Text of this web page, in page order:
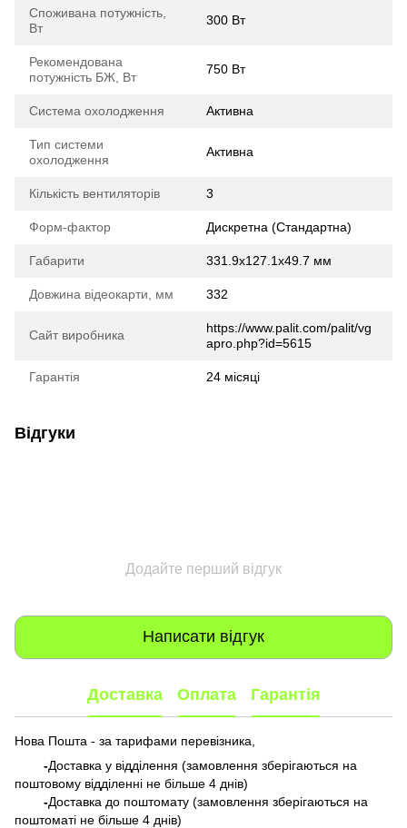
Споживана потужність,
Вт
300 Вт
Рекомендована
потужність БЖ, Вт
750 Вт
Система охолодження Активна
Тип системи
охолодження
Активна
Кількість вентиляторів 3
Форм-фактор Дискретна (Стандартна)
Габарити 331.9x127.1x49.7 мм
Довжина відеокарти, мм 332
Сайт виробника
https://www.palit.com/palit/vg
apro.php?id=5615
Гарантія 24 місяці
Відгуки
Додайте перший відгук
Написати відгук
Доставка Оплата Гарантія
Нова Пошта - за тарифами перевізника,
-Доставка у відділення (замовлення зберігаються на
поштовому відділенні не більше 4 днів)
-Доставка до поштомату (замовлення зберігаються на
поштоматі не більше 4 днів)